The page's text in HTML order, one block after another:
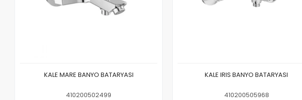
KALE MARE BANYO BATARYASI
410200502499
KALE IRIS BANYO BATARYASI
410200505968